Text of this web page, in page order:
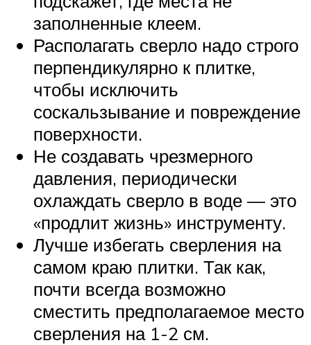
заполненные клеем.
Располагать сверло надо строго
перпендикулярно к плитке,
чтобы исключить
соскальзывание и повреждение
поверхности.
Не создавать чрезмерного
давления, периодически
охлаждать сверло в воде — это
«продлит жизнь» инструменту.
Лучше избегать сверления на
самом краю плитки. Так как,
почти всегда возможно
сместить предполагаемое место
сверления на 1-2 см.